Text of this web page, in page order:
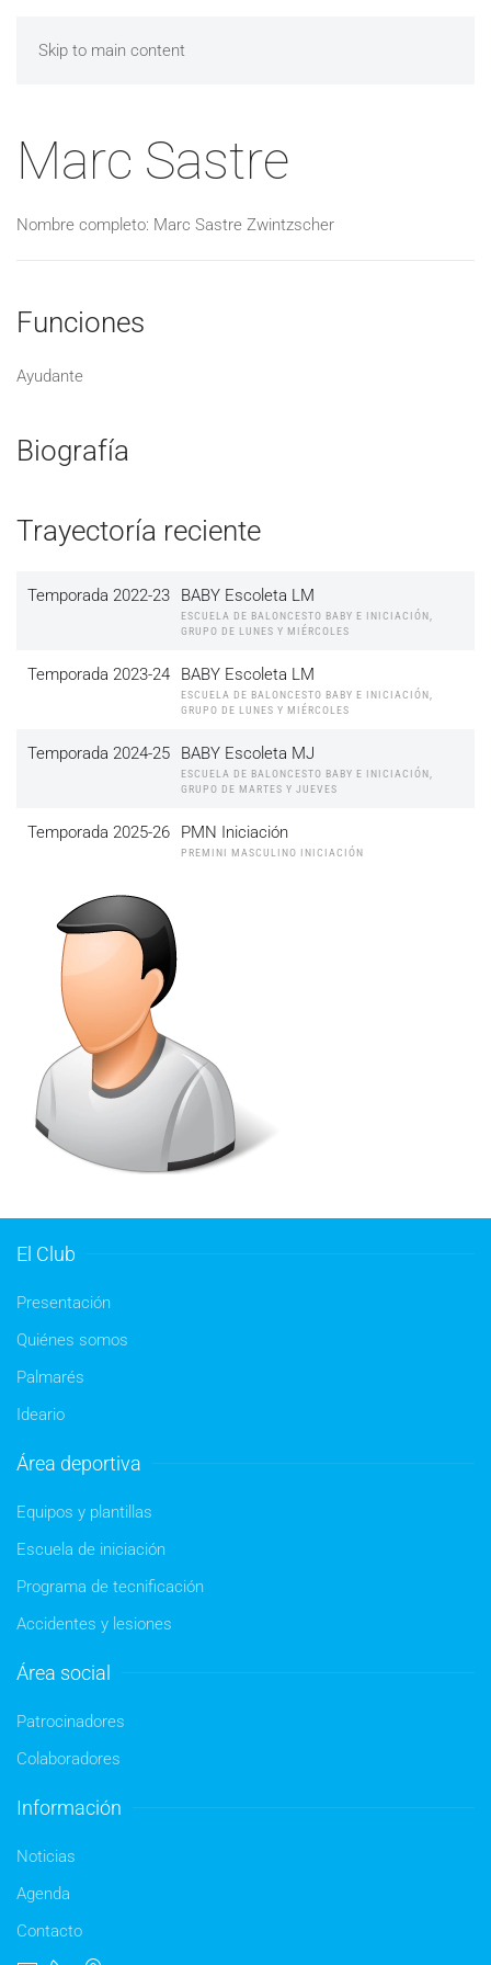
Skip to main content
Marc Sastre
Nombre completo: Marc Sastre Zwintzscher
Funciones
Ayudante
Biografía
Trayectoría reciente
Temporada 2022-23 BABY Escoleta LM
ESCUELA DE BALONCESTO BABY E INICIACIÓN,
GRUPO DE LUNES Y MIÉRCOLES
Temporada 2023-24 BABY Escoleta LM
ESCUELA DE BALONCESTO BABY E INICIACIÓN,
GRUPO DE LUNES Y MIÉRCOLES
Temporada 2024-25 BABY Escoleta MJ
ESCUELA DE BALONCESTO BABY E INICIACIÓN,
GRUPO DE MARTES Y JUEVES
Temporada 2025-26 PMN Iniciación
PREMINI MASCULINO INICIACIÓN
El Club
Presentación
Quiénes somos
Palmarés
Ideario
Área deportiva
Equipos y plantillas
Escuela de iniciación
Programa de tecnificación
Accidentes y lesiones
Área social
Patrocinadores
Colaboradores
Información
Noticias
Agenda
Contacto